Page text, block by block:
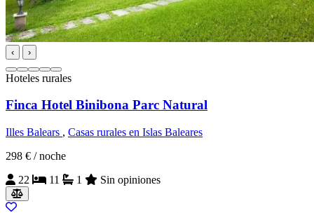
‹ ›
Hoteles rurales
Finca Hotel Binibona Parc Natural
Illes Balears , Casas rurales en Islas Baleares
298 € / noche
22
11 1 Sin opiniones